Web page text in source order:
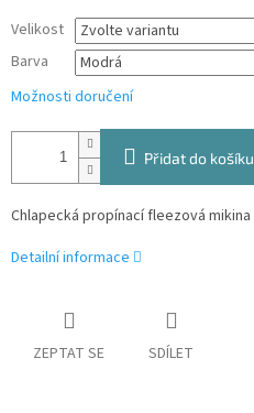
Velikost
Barva
Možnosti doručení
Přidat do košíku
Chlapecká propínací fleezová mikina
Detailní informace
ZEPTAT SE SDÍLET